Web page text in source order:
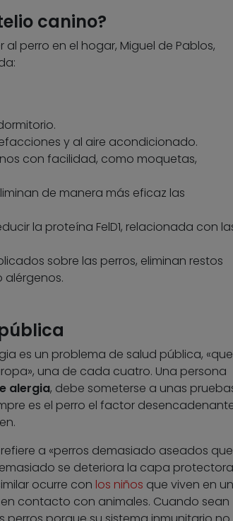
canino?
perro en el hogar, Miguel de Pablos,
y al aire acondicionado.
con facilidad, como moquetas,
de manera más eficaz las
la proteína FelD1, relacionada con
sobre las perros, eliminan restos
alérgenos.
es un problema de salud pública, «que
una de cada cuatro. Una persona
alergia, debe someterse a unas
es el perro el factor
a «perros demasiado aseados que
se deteriora la capa protectora
ocurre con los niños que viven en un
contacto con animales. Cuando sean